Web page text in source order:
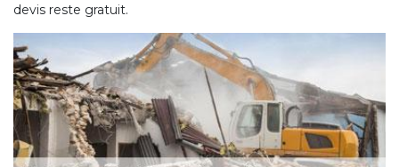
devis reste gratuit.